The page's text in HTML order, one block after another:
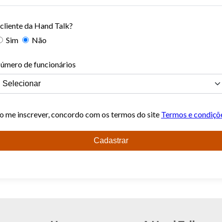
da Hand Talk?
Sim
Não
de funcionários
me inscrever, concordo com os termos do site Termos e
Cadastrar